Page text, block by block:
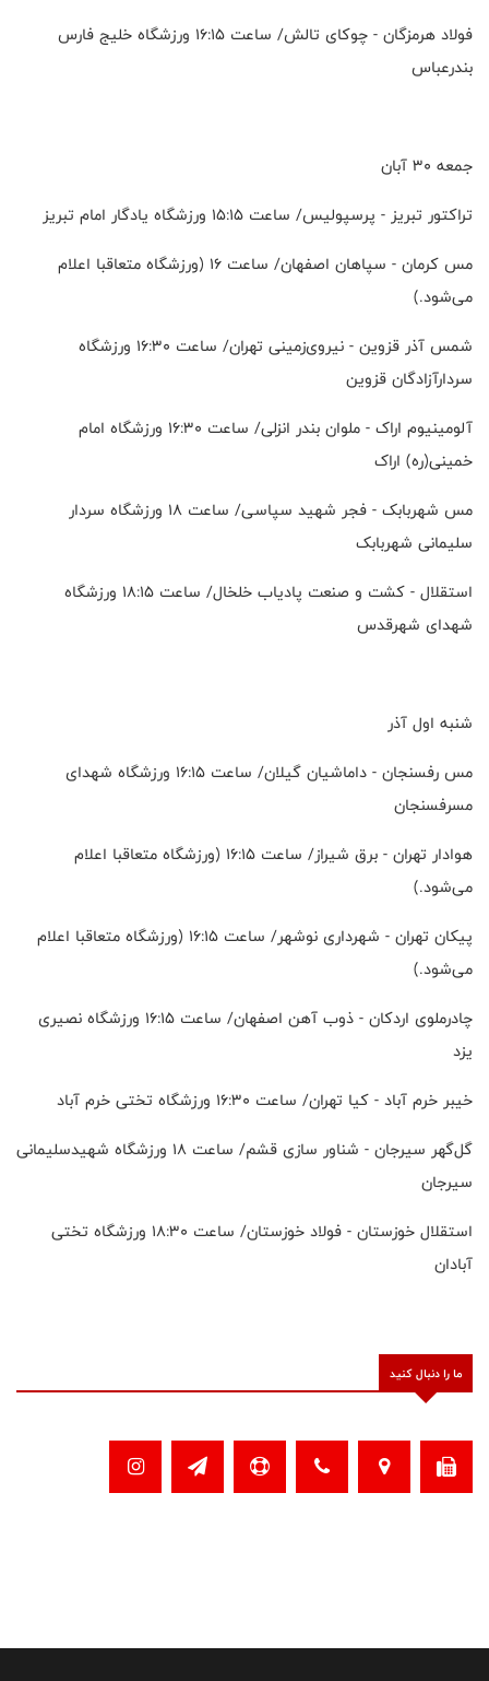
فولاد هرمزگان - چوکای تالش/ ساعت ۱۶:۱۵ ورزشگاه خلیج فارس
بندرعباس
جمعه ۳۰ آبان
تراکتور تبریز - پرسپولیس/ ساعت ۱۵:۱۵ ورزشگاه یادگار امام تبریز
مس کرمان - سپاهان اصفهان/ ساعت ۱۶ (ورزشگاه متعاقبا اعلام
می‌شود.)
شمس آذر قزوین - نیروی‌زمینی تهران/ ساعت ۱۶:۳۰ ورزشگاه
سردارآزادگان قزوین
آلومینیوم اراک - ملوان بندر انزلی/ ساعت ۱۶:۳۰ ورزشگاه امام
خمینی(ره) اراک
مس شهربابک - فجر شهید سپاسی/ ساعت ۱۸ ورزشگاه سردار
سلیمانی شهربابک
استقلال - کشت و صنعت پادیاب خلخال/ ساعت ۱۸:۱۵ ورزشگاه
شهدای شهرقدس
شنبه اول آذر
مس رفسنجان - داماشیان گیلان/ ساعت ۱۶:۱۵ ورزشگاه شهدای
مسرفسنجان
هوادار تهران - برق شیراز/ ساعت ۱۶:۱۵ (ورزشگاه متعاقبا اعلام
می‌شود.)
پیکان تهران - شهرداری نوشهر/ ساعت ۱۶:۱۵ (ورزشگاه متعاقبا اعلام
می‌شود.)
چادرملوی اردکان - ذوب آهن اصفهان/ ساعت ۱۶:۱۵ ورزشگاه نصیری
یزد
خیبر خرم آباد - کیا تهران/ ساعت ۱۶:۳۰ ورزشگاه تختی خرم آباد
گل‌گهر سیرجان - شناور سازی قشم/ ساعت ۱۸ ورزشگاه شهیدسلیمانی
سیرجان
استقلال خوزستان - فولاد خوزستان/ ساعت ۱۸:۳۰ ورزشگاه تختی
آبادان
ما را دنبال کنید